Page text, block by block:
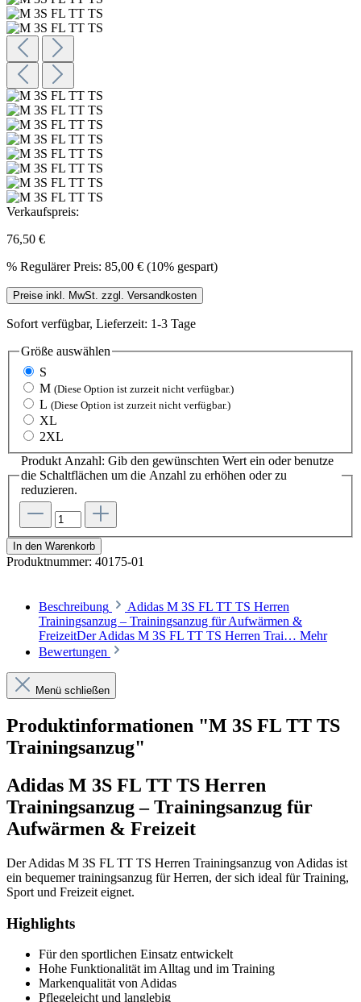
Verkaufspreis:
76,50 €
% Regulärer Preis: 85,00 € (10% gespart)
Preise inkl. MwSt. zzgl. Versandkosten
Sofort verfügbar, Lieferzeit: 1-3 Tage
Größe auswählen
S
M (Diese Option ist zurzeit nicht verfügbar.)
L (Diese Option ist zurzeit nicht verfügbar.)
XL
2XL
Produkt Anzahl: Gib den gewünschten Wert ein oder benutze
die Schaltflächen um die Anzahl zu erhöhen oder zu
reduzieren.
In den Warenkorb
Produktnummer: 40175-01
Beschreibung
Adidas M 3S FL TT TS Herren
Trainingsanzug – Trainingsanzug für Aufwärmen &
FreizeitDer Adidas M 3S FL TT TS Herren Trai… Mehr
Bewertungen
Menü schließen
Produktinformationen "M 3S FL TT TS
Trainingsanzug"
Adidas M 3S FL TT TS Herren
Trainingsanzug – Trainingsanzug für
Aufwärmen & Freizeit
Der Adidas M 3S FL TT TS Herren Trainingsanzug von Adidas ist
ein bequemer trainingsanzug für Herren, der sich ideal für Training,
Sport und Freizeit eignet.
Highlights
Für den sportlichen Einsatz entwickelt
Hohe Funktionalität im Alltag und im Training
Markenqualität von Adidas
Pflegeleicht und langlebig